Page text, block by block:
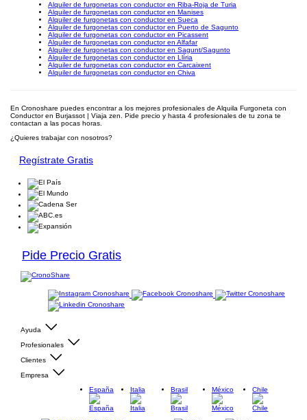
Alquiler de furgonetas con conductor en Riba-Roja de Turia
Alquiler de furgonetas con conductor en Manises
Alquiler de furgonetas con conductor en Sueca
Alquiler de furgonetas con conductor en Puerto de Sagunto
Alquiler de furgonetas con conductor en Picassent
Alquiler de furgonetas con conductor en Alfafar
Alquiler de furgonetas con conductor en Sagunt/Sagunto
Alquiler de furgonetas con conductor en Llíria
Alquiler de furgonetas con conductor en Carcaixent
Alquiler de furgonetas con conductor en Chiva
En Cronoshare puedes encontrar a los mejores profesionales de Alquila Furgoneta con
Conductor en Burjassot | Viaja zen. Pide precio y hasta 4 profesionales de tu zona te
contactan a las pocas horas.
¿Quieres trabajar con nosotros?
Regístrate Gratis
Pide Precio Gratis
Ayuda
Profesionales
Clientes
Empresa
España
Italia Brasil México Chile